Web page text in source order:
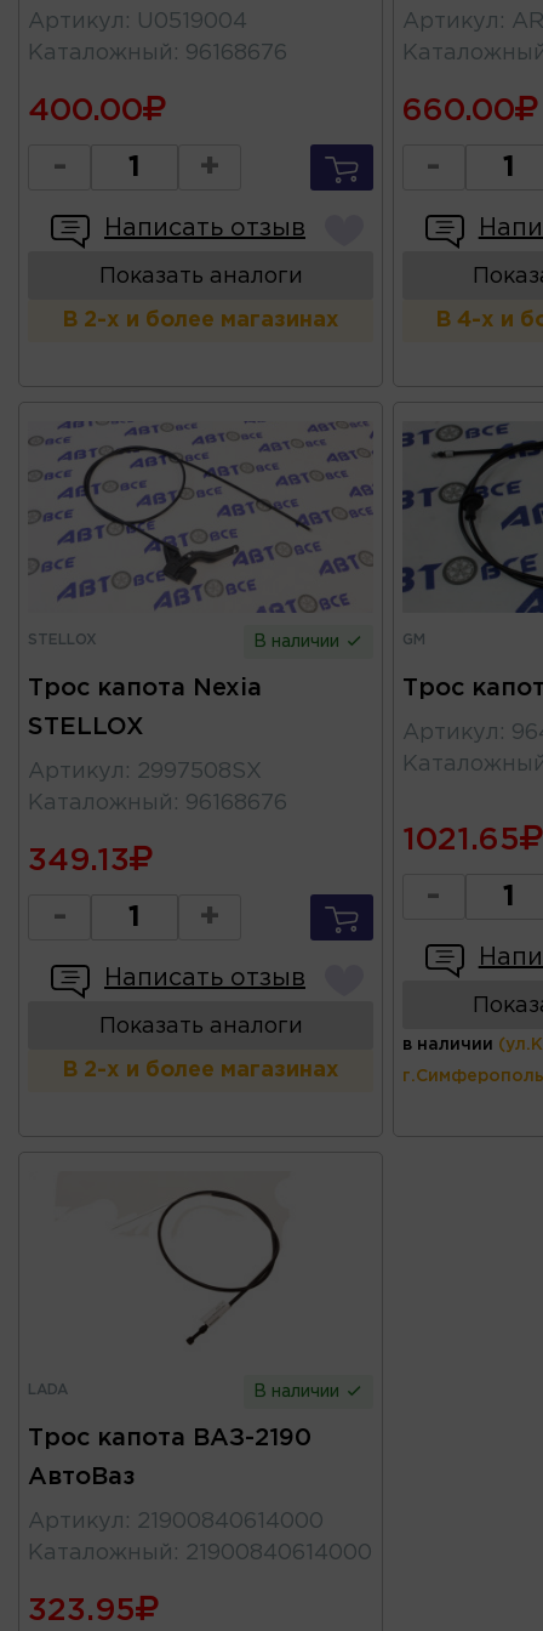
Артикул : U0519004
Каталожный : 96168676
400.00
- +
Написать отзыв
Показать аналоги
В 2-х и более магазинах
Артикул :
660.00
-
В 4-х и
STELLOX В наличии
Трос капота Nexia
STELLOX
Артикул : 2997508SX
Каталожный : 96168676
349.13
- +
Написать отзыв
Показать аналоги
В 2-х и более магазинах
GM
Трос
Артикул :
1021.65
-
в наличии
LADA В наличии
Трос капота ВАЗ-2190
АвтоВаз
Артикул : 21900840614000
Каталожный : 21900840614000
323.95